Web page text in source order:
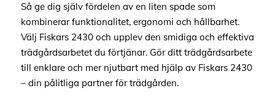
Så ge dig själv fördelen av en liten spade som
kombinerar funktionalitet, ergonomi och hållbarhet.
Välj Fiskars 2430 och upplev den smidiga och effektiva
trädgårdsarbetet du förtjänar. Gör ditt trädgårdsarbete
till enklare och mer njutbart med hjälp av Fiskars 2430
– din pålitliga partner för trädgården.